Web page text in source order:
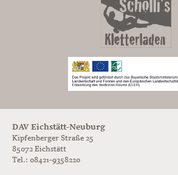
DAV Eichstätt-Neuburg
Kipfenberger Straße 25
85072 Eichstätt
Tel.: 08421-9358220